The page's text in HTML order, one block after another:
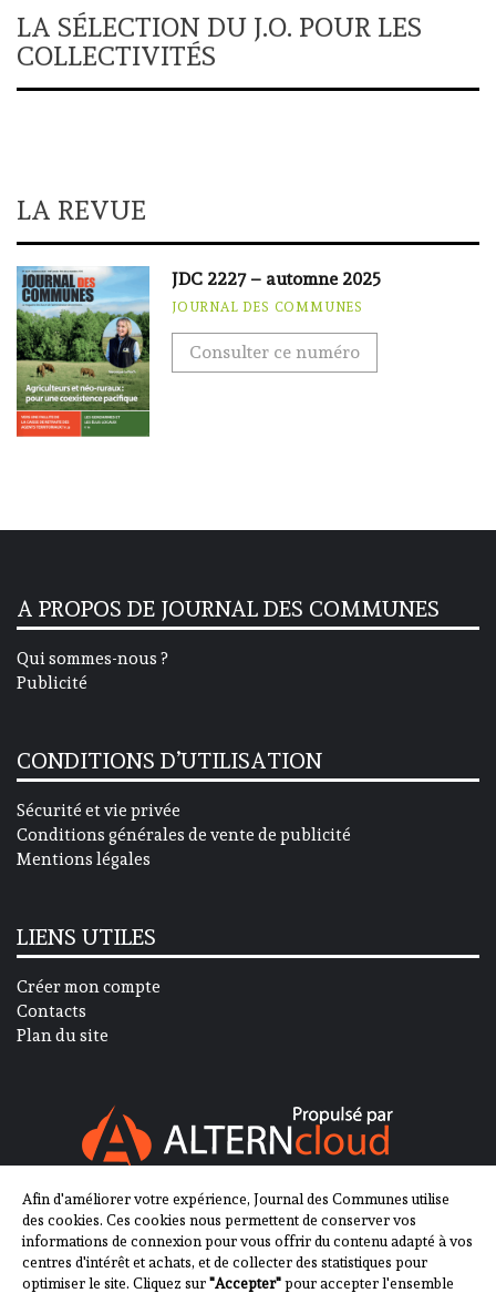
LA SÉLECTION DU J.O. POUR LES
COLLECTIVITÉS
LA REVUE
JDC 2227 – automne 2025
JOURNAL DES COMMUNES
Consulter ce numéro
A PROPOS DE JOURNAL DES COMMUNES
Qui sommes-nous ?
Publicité
CONDITIONS D’UTILISATION
Sécurité et vie privée
Conditions générales de vente de publicité
Mentions légales
LIENS UTILES
Créer mon compte
Contacts
Plan du site
SUIVEZ-NOUS SUR
Afin d'améliorer votre expérience, Journal des Communes utilise
des cookies. Ces cookies nous permettent de conserver vos
informations de connexion pour vous offrir du contenu adapté à vos
centres d'intérêt et achats, et de collecter des statistiques pour
optimiser le site. Cliquez sur"Accepter"pour accepter l'ensemble